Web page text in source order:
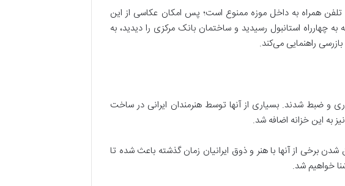
همراه به داخل موزه ممنوع است؛ پس امکان عکاسی از این
برای افراد بالای ۱۲ سال ممکن است. بعد از اینکه به چهارراه استانبول رسیدید و ساختمان بانک مرکزی را دیدید، به
راهنمایی می‌کند.
و ضبط شدند. بسیاری از آنها توسط هنرمندان ایرانی در ساخت
به این خزانه اضافه شد.
برخی از آنها با هنر و ذوق ایرانیان زمان گذشته باعث شده تا
خواهیم شد.